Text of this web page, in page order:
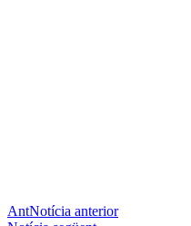
AntNotícia anterior